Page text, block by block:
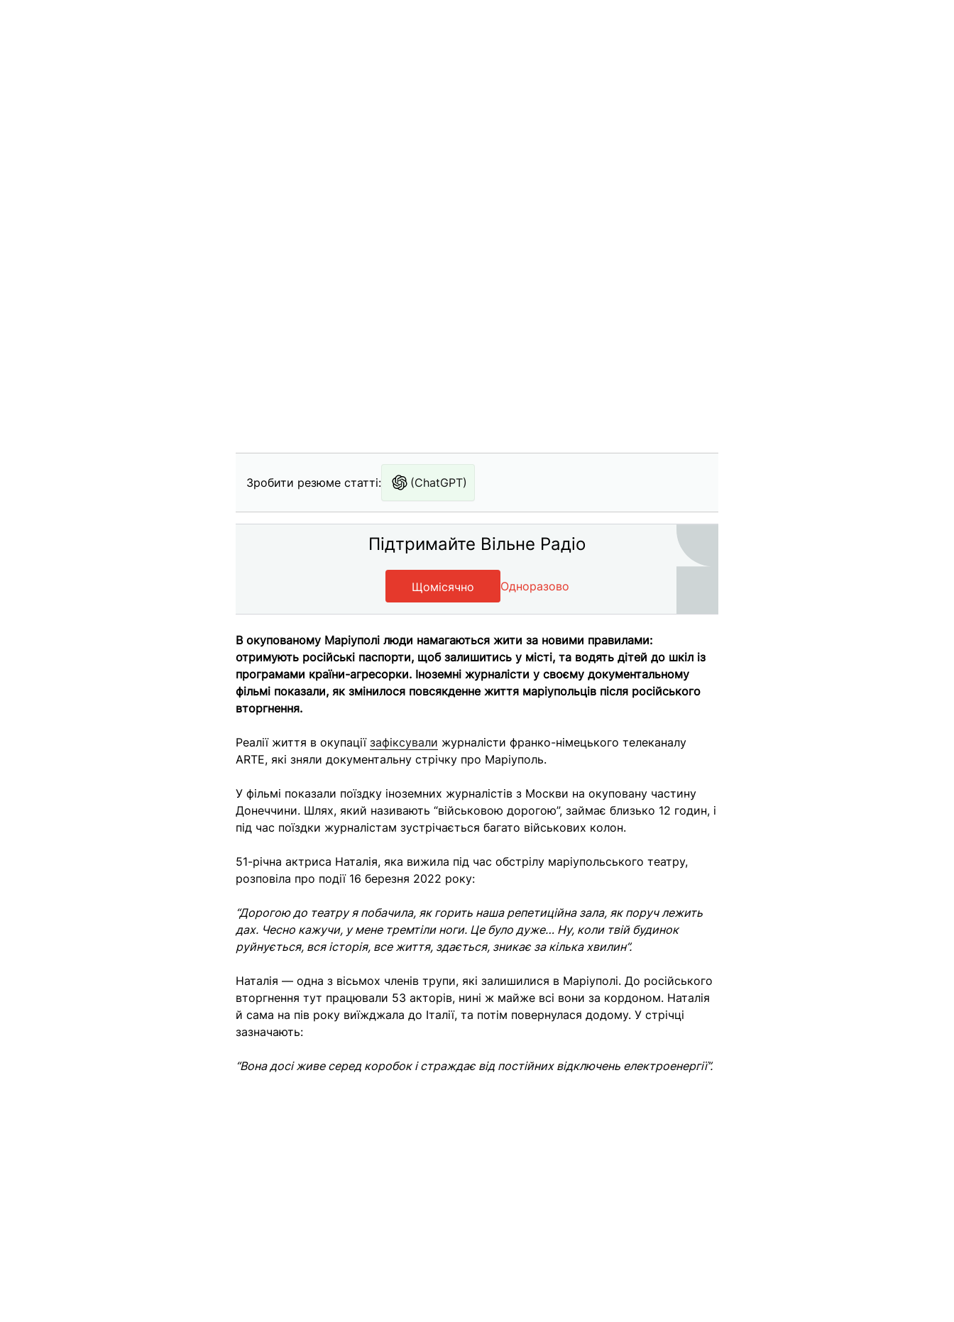
Зробити резюме статті: (ChatGPT)
Підтримайте Вільне Радіо
Щомісячно Одноразово
В окупованому Маріуполі люди намагаються жити за новими правилами:
отримують російські паспорти, щоб залишитись у місті, та водять дітей до шкіл із
програмами країни-агресорки. Іноземні журналісти у своєму документальному
фільмі показали, як змінилося повсякденне життя маріупольців після російського
вторгнення.
Реалії життя в окупації зафіксували журналісти франко-німецького телеканалу
ARTE, які зняли документальну стрічку про Маріуполь.
У фільмі показали поїздку іноземних журналістів з Москви на окуповану частину
Донеччини. Шлях, який називають “військовою дорогою”, займає близько 12 годин, і
під час поїздки журналістам зустрічається багато військових колон.
51-річна актриса Наталія, яка вижила під час обстрілу маріупольського театру,
розповіла про події 16 березня 2022 року:
“Дорогою до театру я побачила, як горить наша репетиційна зала, як поруч лежить
дах. Чесно кажучи, у мене тремтіли ноги. Це було дуже… Ну, коли твій будинок
руйнується, вся історія, все життя, здається, зникає за кілька хвилин”.
Наталія — одна з вісьмох членів трупи, які залишилися в Маріуполі. До російського
вторгнення тут працювали 53 акторів, нині ж майже всі вони за кордоном. Наталія
й сама на пів року виїжджала до Італії, та потім повернулася додому. У стрічці
зазначають:
“Вона досі живе серед коробок і страждає від постійних відключень електроенергії”.